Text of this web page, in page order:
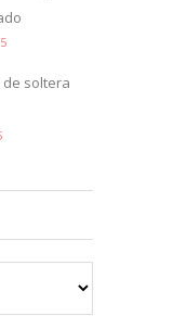
soltera